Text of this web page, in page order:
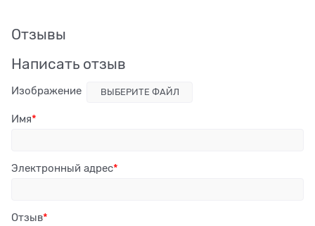
Отзывы
Написать отзыв
Изображение ВЫБЕРИТЕ ФАЙЛ
Имя
Электронный адрес
Отзыв